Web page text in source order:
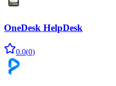
OneDesk HelpDesk
0.0(0)